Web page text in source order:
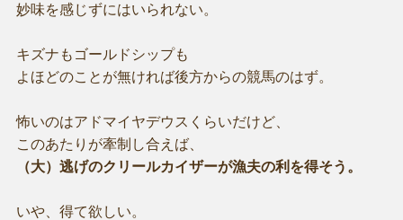
妙味を感じずにはいられない。
キズナもゴールドシップも
よほどのことが無ければ後方からの競馬のはず。
怖いのはアドマイヤデウスくらいだけど、
このあたりが牽制し合えば、
（大）逃げのクリールカイザーが漁夫の利を得そう。
いや、得て欲しい。